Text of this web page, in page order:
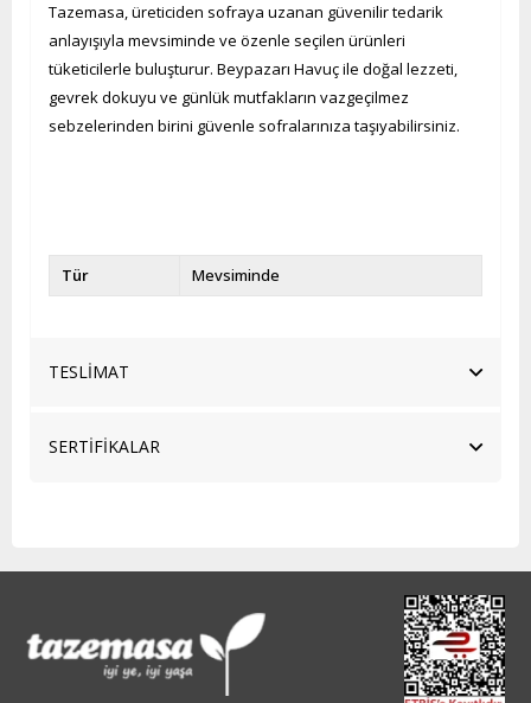
Tazemasa, üreticiden sofraya uzanan güvenilir tedarik
anlayışıyla mevsiminde ve özenle seçilen ürünleri
tüketicilerle buluşturur. Beypazarı Havuç ile doğal lezzeti,
gevrek dokuyu ve günlük mutfakların vazgeçilmez
sebzelerinden birini güvenle sofralarınıza taşıyabilirsiniz.
Tür Mevsiminde
TESLİMAT
SERTİFİKALAR